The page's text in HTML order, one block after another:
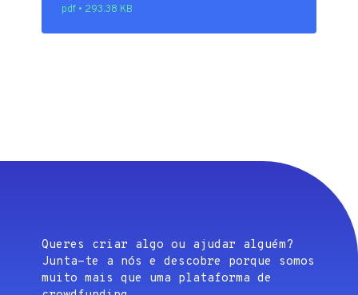
pdf • 293.38 KB
Queres criar algo ou ajudar alguém?
Junta-te a nós e descobre porque somos
muito mais que uma plataforma de